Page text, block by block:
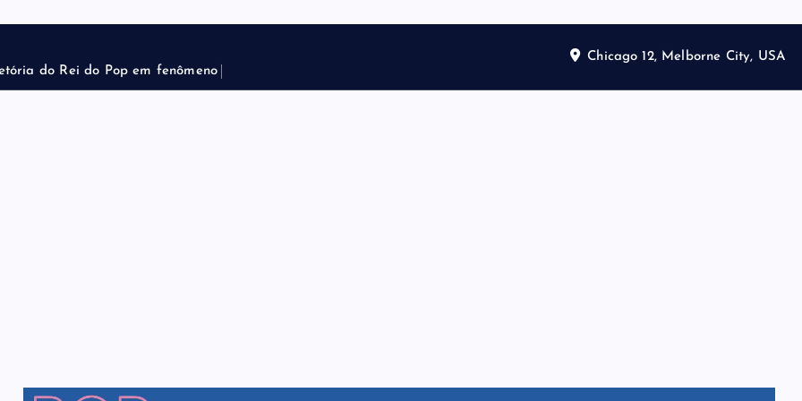
tória do Rei do Pop em fenômeno
Chicago 12, Melborne City, USA